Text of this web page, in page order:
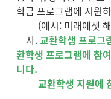
학금 프로그램에 지원
(예시: 미래에셋 해
사.교환학생 프로그
환학생 프로그램에 참
니다.
교환학생 지원에